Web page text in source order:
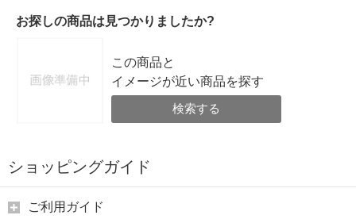
お探しの商品は見つかりましたか?
この商品と
イメージが近い商品を探す
検索する
ショッピングガイド
ご利用ガイド